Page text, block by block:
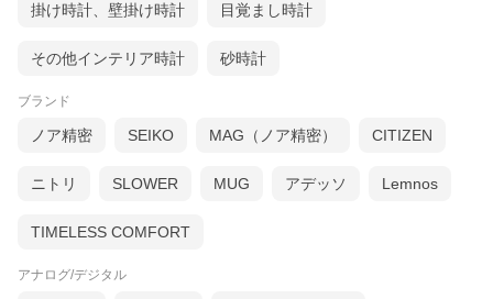
お母さん・女性への
◆他にも色々あります！◆
還暦のお祝い商品一覧
掛け時計、壁掛け時計 目覚まし時計
その他インテリア時計 砂時計
ブランド
ノア精密 SEIKO MAG（ノア精密） CITIZEN
ニトリ SLOWER MUG アデッソ Lemnos
TIMELESS COMFORT
アナログ/デジタル